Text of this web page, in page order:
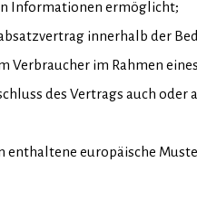
Informationen ermöglicht;
innerhalb der
Verbraucher im Rahmen
des Vertrags auch
enthaltene europäische